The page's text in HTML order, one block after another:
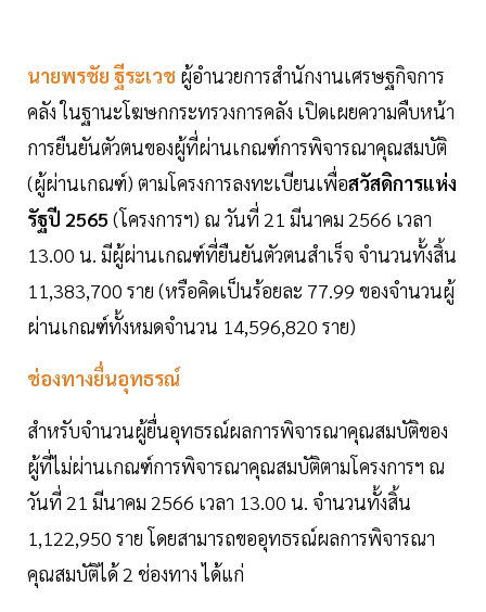
นายพรชัย ฐีระเวช ผู้อำนวยการสำนักงานเศรษฐกิจการ
คลัง ในฐานะโฆษกกระทรวงการคลัง เปิดเผยความคืบหน้า
การยืนยันตัวตนของผู้ที่ผ่านเกณฑ์การพิจารณาคุณสมบัติ
(ผู้ผ่านเกณฑ์) ตามโครงการลงทะเบียนเพื่อสวัสดิการแห่ง
รัฐปี 2565 (โครงการฯ) ณ วันที่ 21 มีนาคม 2566 เวลา
13.00 น. มีผู้ผ่านเกณฑ์ที่ยืนยันตัวตนสำเร็จ จำนวนทั้งสิ้น
11,383,700 ราย (หรือคิดเป็นร้อยละ 77.99 ของจำนวนผู้
ผ่านเกณฑ์ทั้งหมดจำนวน 14,596,820 ราย)
ช่องทางยื่นอุทธรณ์
สำหรับจำนวนผู้ยื่นอุทธรณ์ผลการพิจารณาคุณสมบัติของ
ผู้ที่ไม่ผ่านเกณฑ์การพิจารณาคุณสมบัติตามโครงการฯ ณ
วันที่ 21 มีนาคม 2566 เวลา 13.00 น. จำนวนทั้งสิ้น
1,122,950 ราย โดยสามารถขออุทธรณ์ผลการพิจารณา
คุณสมบัติได้ 2 ช่องทาง ได้แก่